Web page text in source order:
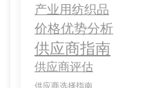
产业用纺织品
价格优势分析
供应商指南
供应商评估
供应商选择指南